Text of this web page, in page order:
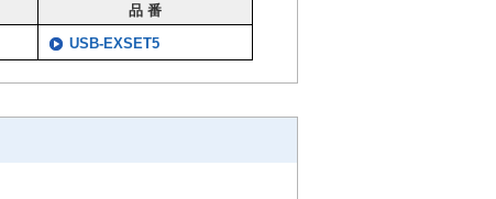
品 番
USB-EXSET5